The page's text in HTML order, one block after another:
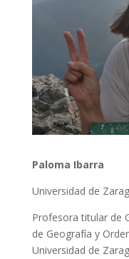
Paloma Ibarra
Universidad de
Profesora titular de
de Geografía y
Universidad de